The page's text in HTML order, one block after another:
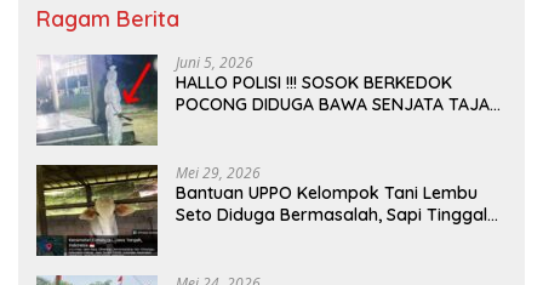
Ragam Berita
Juni 5, 2026
HALLO POLISI !!! SOSOK BERKEDOK
POCONG DIDUGA BAWA SENJATA TAJAM
Mei 29, 2026
Bantuan UPPO Kelompok Tani Lembu
Seto Diduga Bermasalah, Sapi Tinggal